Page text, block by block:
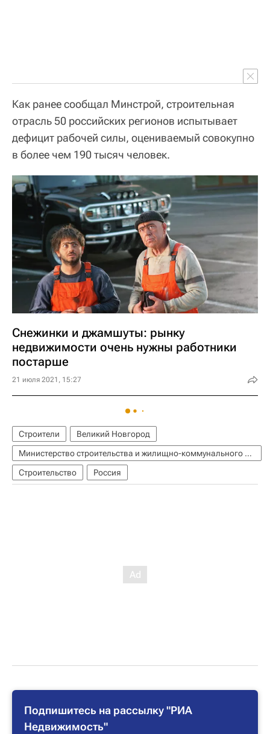
Как ранее сообщал Минстрой, строительная
отрасль 50 российских регионов испытывает
дефицит рабочей силы, оцениваемый совокупно
в более чем 190 тысяч человек.
Снежинки и джамшуты: рынку
недвижимости очень нужны работники
постарше
21 июля 2021, 15:27
Строители
Великий Новгород
Министерство строительства и жилищно-коммунального хозяйства РФ (Минстрой России)
Строительство
Россия
Подпишитесь на рассылку "РИА
Недвижимость"